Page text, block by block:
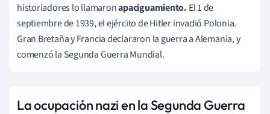
historiadores lo llamaronapaciguamiento. El 1 de
septiembre de 1939, el ejército de Hitler invadió Polonia.
Gran Bretaña y Francia declararon la guerra a Alemania, y
comenzó la Segunda Guerra Mundial.
La ocupación nazi en la Segunda Guerra